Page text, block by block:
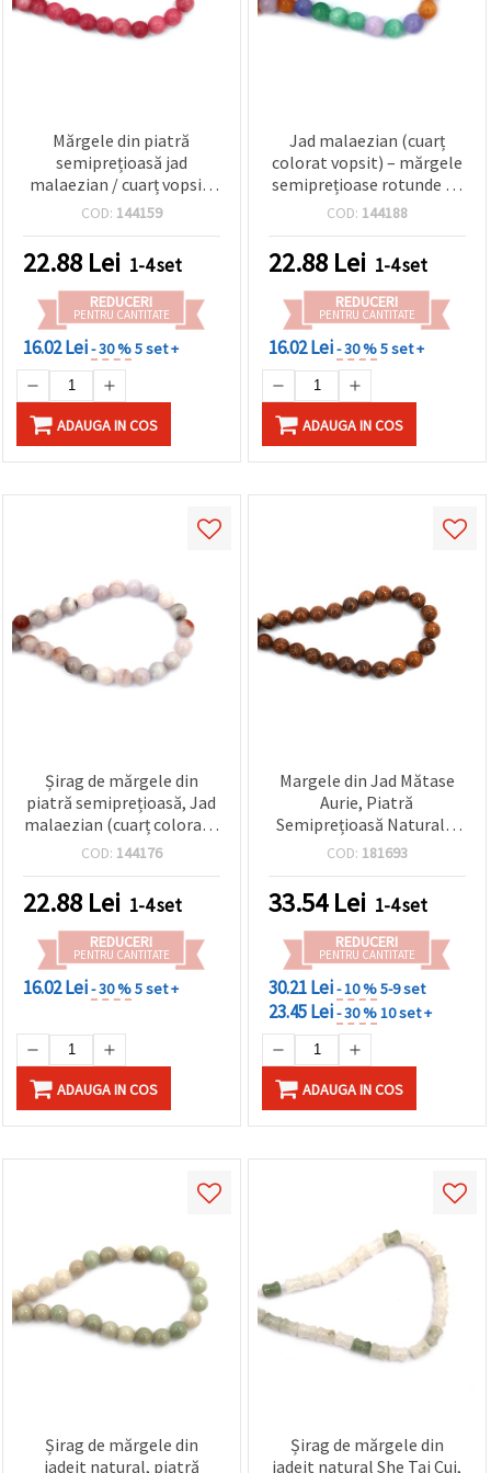
Mărgele din piatră
semiprețioasă jad
malaezian / cuarț vopsit,
roz, rotunde, 12 mm,
COD: 144159
22.88 Lei 1-4 set
REDUCERI
PENTRU CANTITATE
16.02 Lei- 30 %5 set +
ADAUGA IN COS
Jad malaezian (cuarț
colorat vopsit) – mărgele
semiprețioase rotunde 12
mm, lustruite, mix pastel
buc./șirag – pentru
bijuterii DIY, brățări și
hobby & craft
COD: 144188
22.88 Lei 1-4 set
REDUCERI
PENTRU CANTITATE
16.02 Lei- 30 %5 set +
ADAUGA IN COS
Șirag de mărgele din
piatră semiprețioasă, Jad
malaezian (cuarț colorat),
mov deschis, rotunde 12
COD: 144176
22.88 Lei 1-4 set
REDUCERI
PENTRU CANTITATE
16.02 Lei- 30 %5 set +
ADAUGA IN COS
Margele din Jad Mătase
Aurie, Piatră
Semiprețioasă Naturală,
Clasa A, Rotunde 8 mm,
bijuterii handmade,
brățări, coliere și proiecte
DIY
COD: 181693
33.54Lei 1-4 set
REDUCERI
PENTRU CANTITATE
30.21 Lei- 10 %5-9 set
23.45 Lei- 30 %10 set +
ADAUGA IN COS
Șirag de mărgele din
jadeit natural, piatră
Șirag de mărgele din
jadeit natural She Tai Cui,